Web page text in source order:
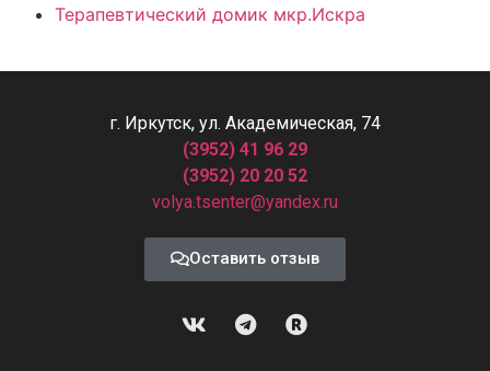
Терапевтический домик мкр.Искра
г. Иркутск, ул. Академическая, 74
(3952) 41 96 29
(3952) 20 20 52
volya.tsenter@yandex.ru
Оставить отзыв